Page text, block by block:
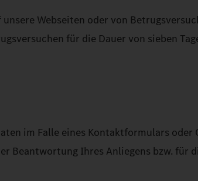
Webseiten oder von
für die Dauer von sieben
im Falle eines Kontaktformulars oder
Beantwortung Ihres Anliegens bzw. für